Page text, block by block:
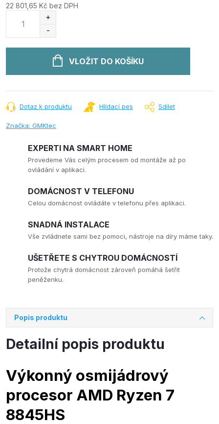
22 801,65 Kč bez DPH
VLOŽIT DO KOŠÍKU
Dotaz k produktu Hlídací pes Sdílet
Značka: GMKtec
EXPERTI NA SMART HOME
Provedeme Vás celým procesem od montáže až po
ovládání v aplikaci.
DOMÁCNOST V TELEFONU
Celou domácnost ovládáte v telefonu přes aplikaci.
SNADNÁ INSTALACE
Vše zvládnete sami bez pomoci, nástroje na díry máme taky.
UŠETŘETE S CHYTROU DOMÁCNOSTÍ
Protože chytrá domácnost zároveň pomáhá šetřit
peněženku.
Popis produktu
Detailní popis produktu
Výkonný osmijádrový
procesor AMD Ryzen 7
8845HS